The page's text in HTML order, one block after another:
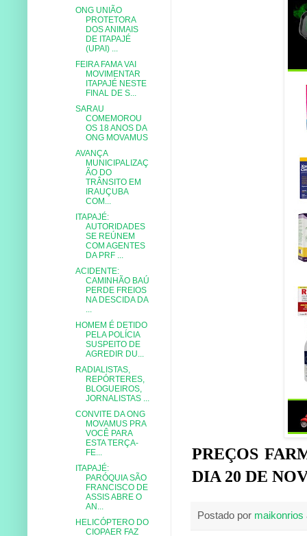
PREÇOS
DIA 20 DE
Postado por maikonrios
ONG UNIÃO
PROTETORA
DOS ANIMAIS
DE ITAPAJÉ
(UPAI) ...
FEIRA FAMA VAI
MOVIMENTAR
ITAPAJÉ NESTE
FINAL DE S...
SARAU
COMEMOROU
OS 18 ANOS DA
ONG MOVAMUS
AVANÇA
MUNICIPALIZAÇ
ÃO DO
TRÂNSITO EM
IRAUÇUBA
COM...
ITAPAJÉ:
AUTORIDADES
SE REÚNEM
COM AGENTES
DA PRF ...
ACIDENTE:
CAMINHÃO BAÚ
PERDE FREIOS
NA DESCIDA DA
HOMEM É DETIDO
PELA POLÍCIA
SUSPEITO DE
AGREDIR DU...
RADIALISTAS,
REPÓRTERES,
BLOGUEIROS,
JORNALISTAS ...
CONVITE DA ONG
MOVAMUS PRA
VOCÊ PARA
ESTA TERÇA-
FE...
ITAPAJÉ:
PARÓQUIA SÃO
FRANCISCO DE
ASSIS ABRE O
AN...
HELICÓPTERO DO
CIOPAER FAZ